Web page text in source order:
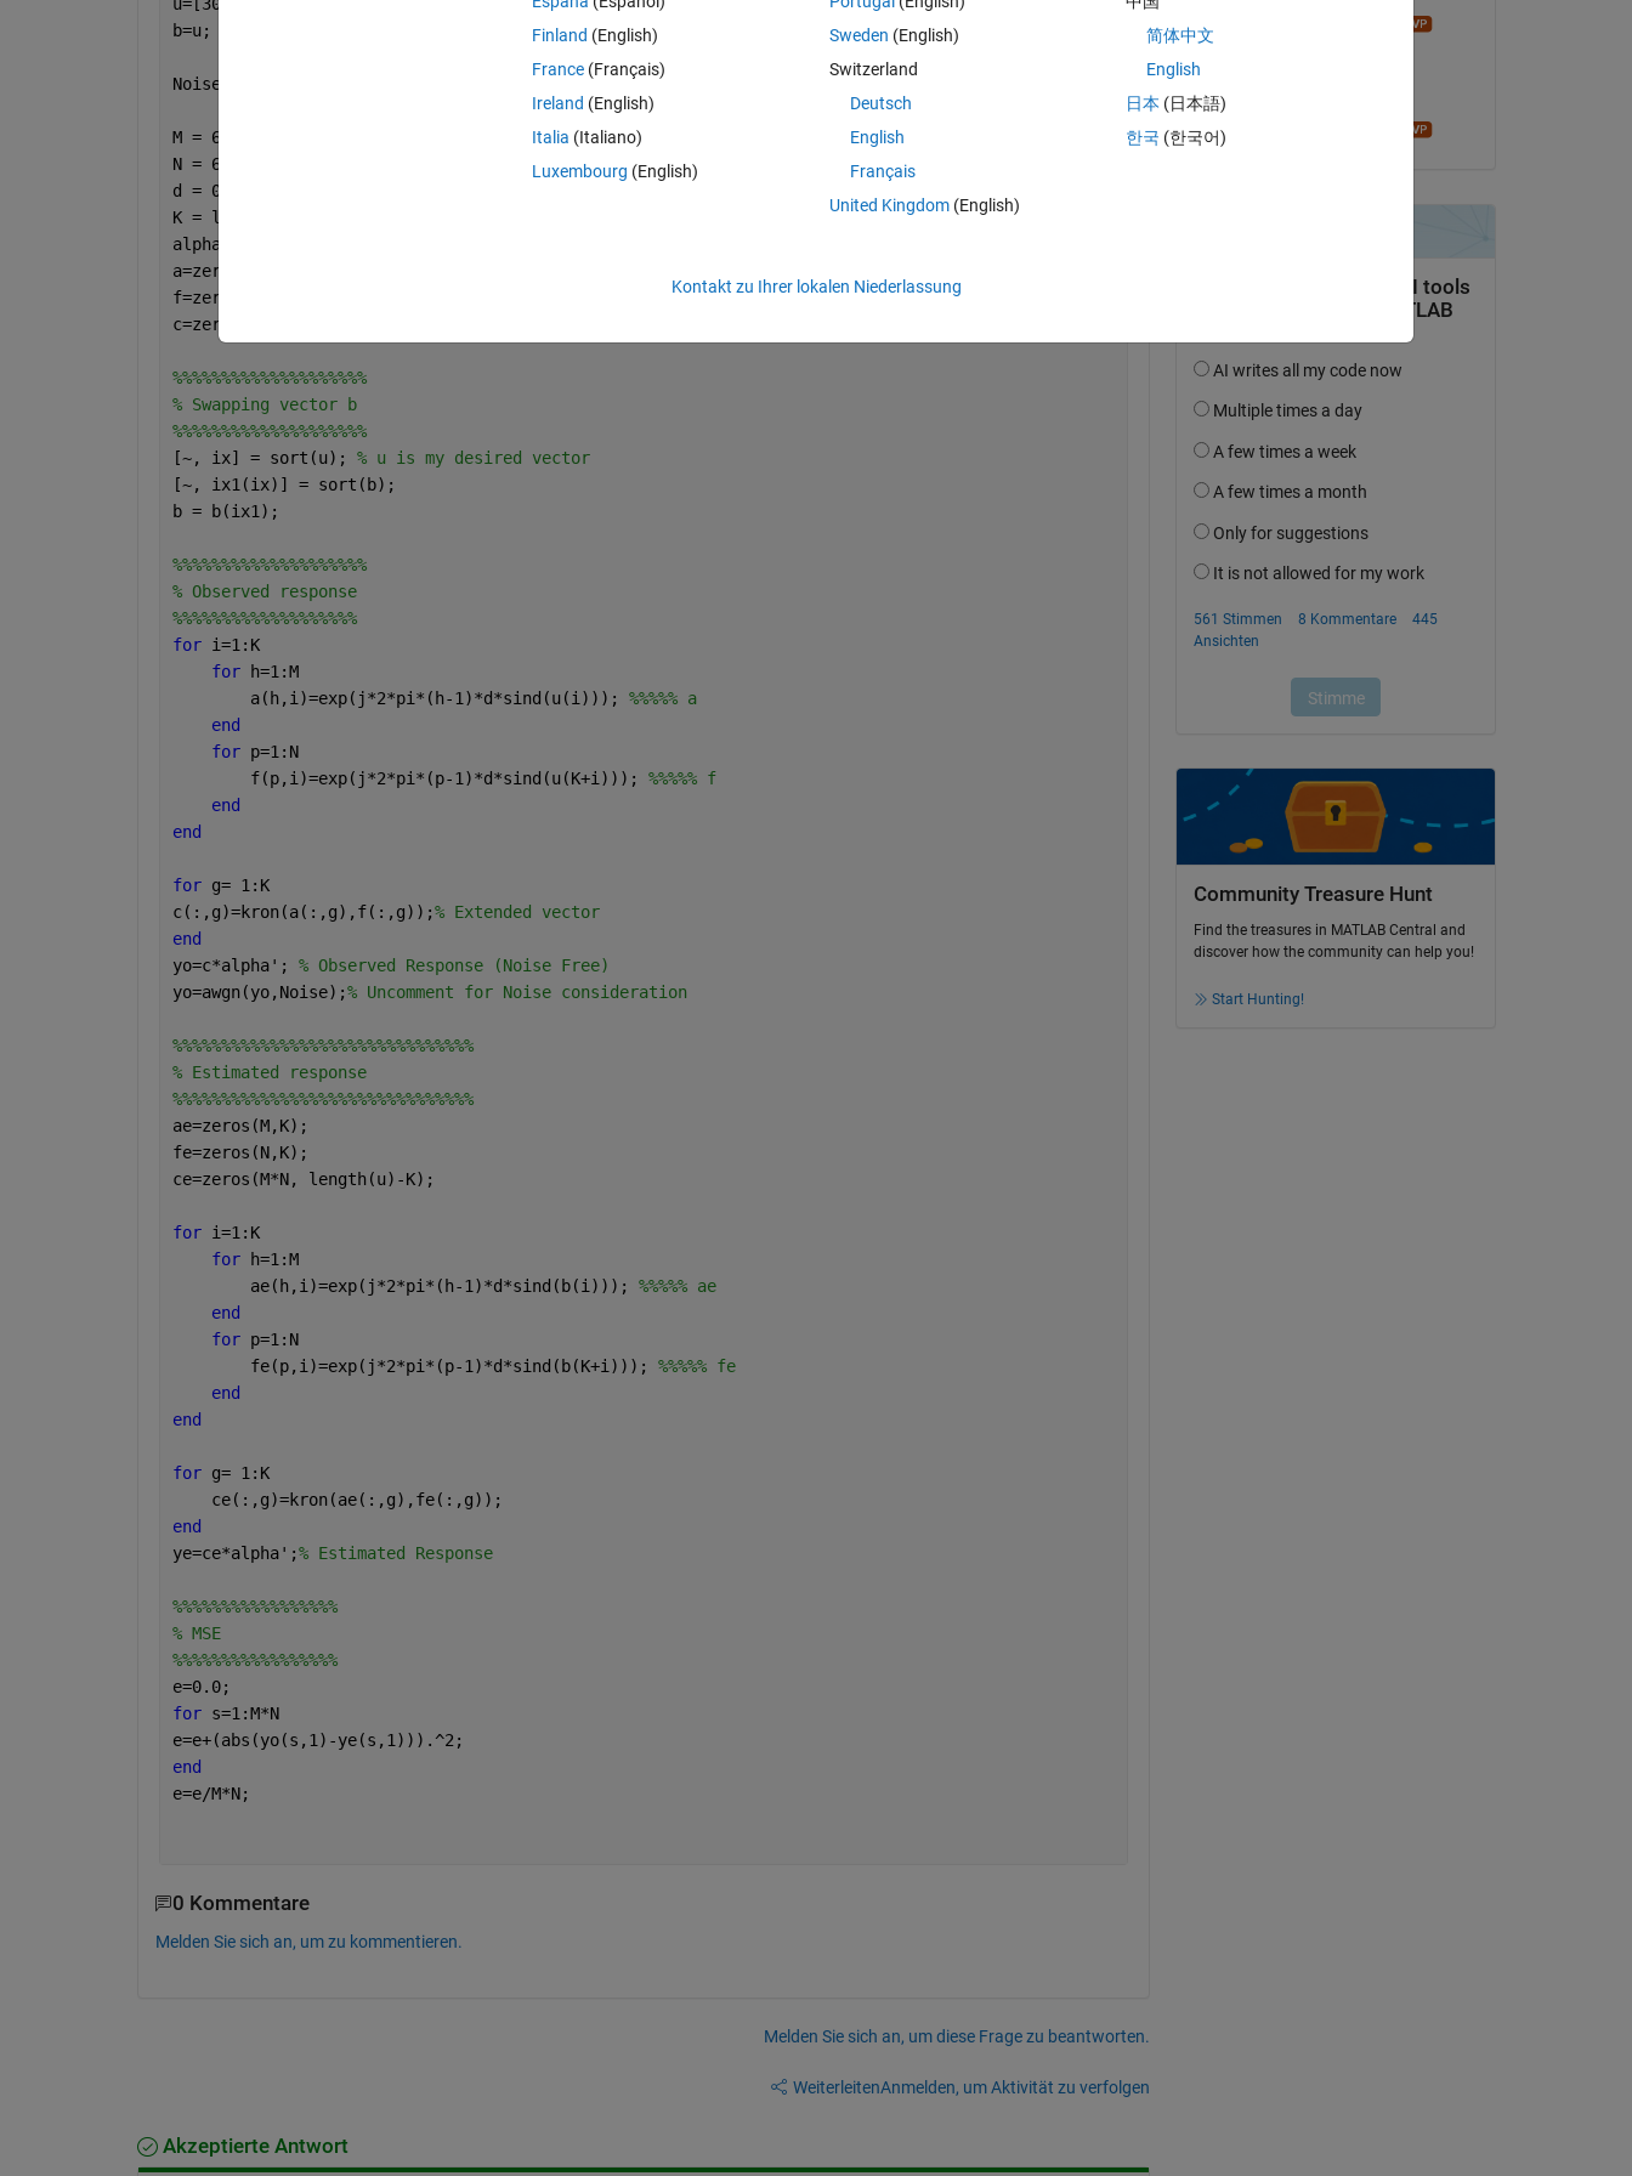
b=u;
Noise=5;
M = 6;
N = 6;
d = 0.5;
K = length(u)/2;
alpha=ones(1,K);
a=zeros(M,K);
f=zeros(N,K);
c=zeros(M*N, length(u)-K);
%%%%%%%%%%%%%%%%%%%%
% Swapping vector b
%%%%%%%%%%%%%%%%%%%%
[~, ix] = sort(u); % u is my desired vector
[~, ix1(ix)] = sort(b);
b = b(ix1);
%%%%%%%%%%%%%%%%%%%%
% Observed response
%%%%%%%%%%%%%%%%%%%
for i=1:K
for
h=1:M
        a(h,i)=exp(j*2*pi*(h-1)*d*sind(u(i)));
%%%%% a
end
for p=1:N
        f(p,i)=exp(j*2*pi*(p-1)*d*sind(u(K+i)));
%%%%% f
end
end
for g= 1:K
c(:,g)=kron(a(:,g),f(:,g));% Extended vector
end
yo=c*alpha'; % Observed Response (Noise Free)
yo=awgn(yo,Noise);% Uncomment for Noise consideration
%%%%%%%%%%%%%%%%%%%%%%%%%%%%%%%
% Estimated response
%%%%%%%%%%%%%%%%%%%%%%%%%%%%%%%
ae=zeros(M,K);
fe=zeros(N,K);
ce=zeros(M*N, length(u)-K);
for i=1:K
for
h=1:M
        ae(h,i)=exp(j*2*pi*(h-1)*d*sind(b(i)));
%%%%% ae
end
for p=1:N
        fe(p,i)=exp(j*2*pi*(p-1)*d*sind(b(K+i)));
%%%%% fe
end
end
for g= 1:K
    ce(:,g)=kron(ae(:,g),fe(:,g));
end
ye=ce*alpha';% Estimated Response
%%%%%%%%%%%%%%%%%
% MSE
%%%%%%%%%%%%%%%%%
e=0.0;
for s=1:M*N
e=e+(abs(yo(s,1)-ye(s,1))).^2;
end
e=e/M*N;
0 Kommentare
Melden Sie sich an, um zu kommentieren.
Melden Sie sich an, um diese Frage zu beantworten.
WeiterleitenAnmelden, um Aktivität zu verfolgen
Akzeptierte Antwort
Akzeptiert:
Community Treasure Hunt
Find the treasures in MATLAB Central and
discover how the community can help you!
Start Hunting!
Finland (English)
France (Français)
Ireland (English)
Italia (Italiano)
Luxembourg (English)
Sweden (English)
Switzerland
Deutsch
English
Français
United Kingdom(English)
简体中文
English
日本 (日本語)
한국 (한국어)
Kontakt zu Ihrer lokalen Niederlassung